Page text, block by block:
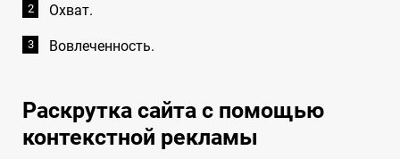
Охват.
Вовлеченность.
Раскрутка сайта с помощью
контекстной рекламы